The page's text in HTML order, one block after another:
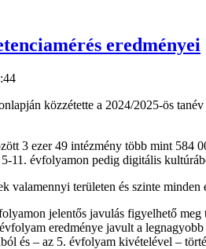
eredményei
közzétette a 2024/2025-ös
3 ezer 49 intézmény több mint 584
11. évfolyamon pedig digitális
valamennyi területen és szinte
jelentős javulás figyelhető
eredménye javult a
és – az 5. évfolyam kivételével –